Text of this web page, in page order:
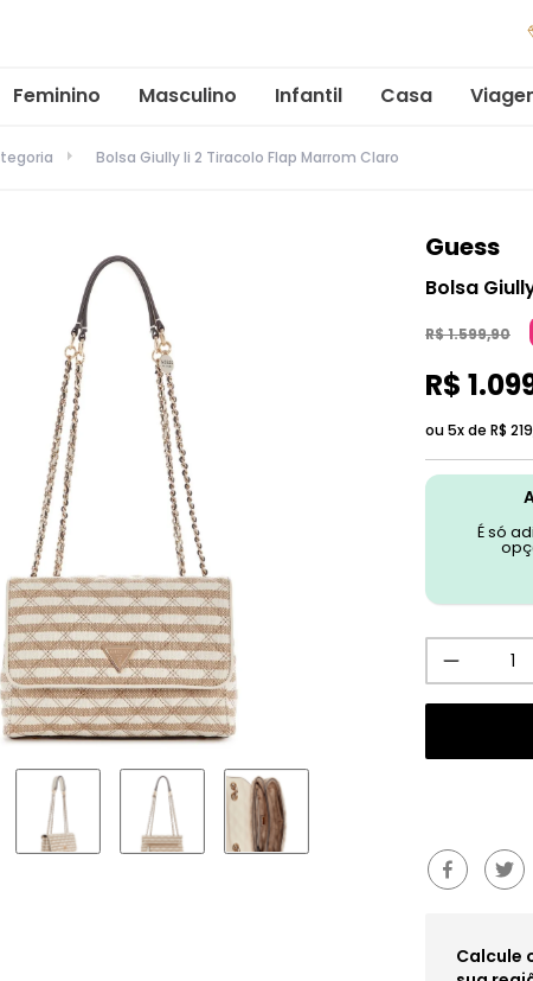
Feminino Masculino Infantil Casa
Bolsa Giully Ii 2 Tiracolo Flap Marrom Claro
Guess
Bolsa
R$1.599,90
R$ 1.
ou 5x de R$ 219
É só